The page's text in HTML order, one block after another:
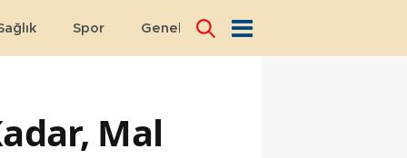
Spor Genel Dünya
Mal